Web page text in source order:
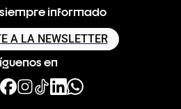
informado
A LA NEWSLETTER
en